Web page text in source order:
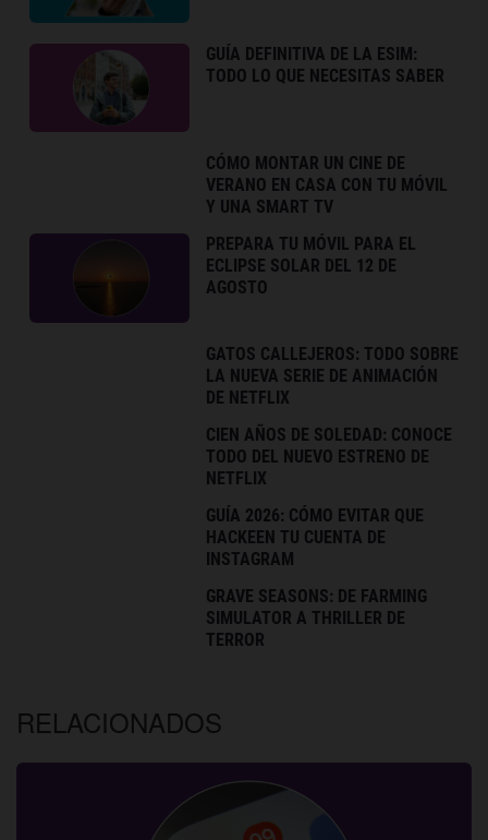
GUÍA DEFINITIVA DE LA ESIM:
TODO LO QUE NECESITAS SABER
CÓMO MONTAR UN CINE DE
VERANO EN CASA CON TU MÓVIL
Y UNA SMART TV
PREPARA TU MÓVIL PARA EL
ECLIPSE SOLAR DEL 12 DE
AGOSTO
GATOS CALLEJEROS: TODO SOBRE
LA NUEVA SERIE DE ANIMACIÓN
DE NETFLIX
CIEN AÑOS DE SOLEDAD: CONOCE
TODO DEL NUEVO ESTRENO DE
NETFLIX
GUÍA 2026: CÓMO EVITAR QUE
HACKEEN TU CUENTA DE
INSTAGRAM
GRAVE SEASONS: DE FARMING
SIMULATOR A THRILLER DE
TERROR
RELACIONADOS